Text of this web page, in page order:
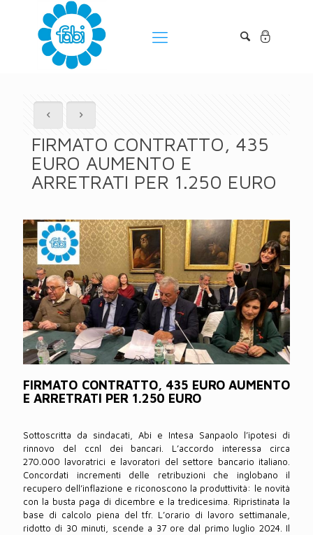
FIRMATO CONTRATTO, 435
EURO AUMENTO E
ARRETRATI PER 1.250 EURO
FIRMATO CONTRATTO, 435 EURO AUMENTO
E ARRETRATI PER 1.250 EURO
Sottoscritta da sindacati, Abi e Intesa Sanpaolo l’ipotesi di
rinnovo del ccnl dei bancari. L’accordo interessa circa
270.000 lavoratrici e lavoratori del settore bancario italiano.
Concordati incrementi delle retribuzioni che inglobano il
recupero dell’inflazione e riconoscono la produttività: le novità
con la busta paga di dicembre e la tredicesima. Ripristinata la
base di calcolo piena del tfr. L’orario di lavoro settimanale,
ridotto di 30 minuti, scende a 37 ore dal primo luglio 2024. Il